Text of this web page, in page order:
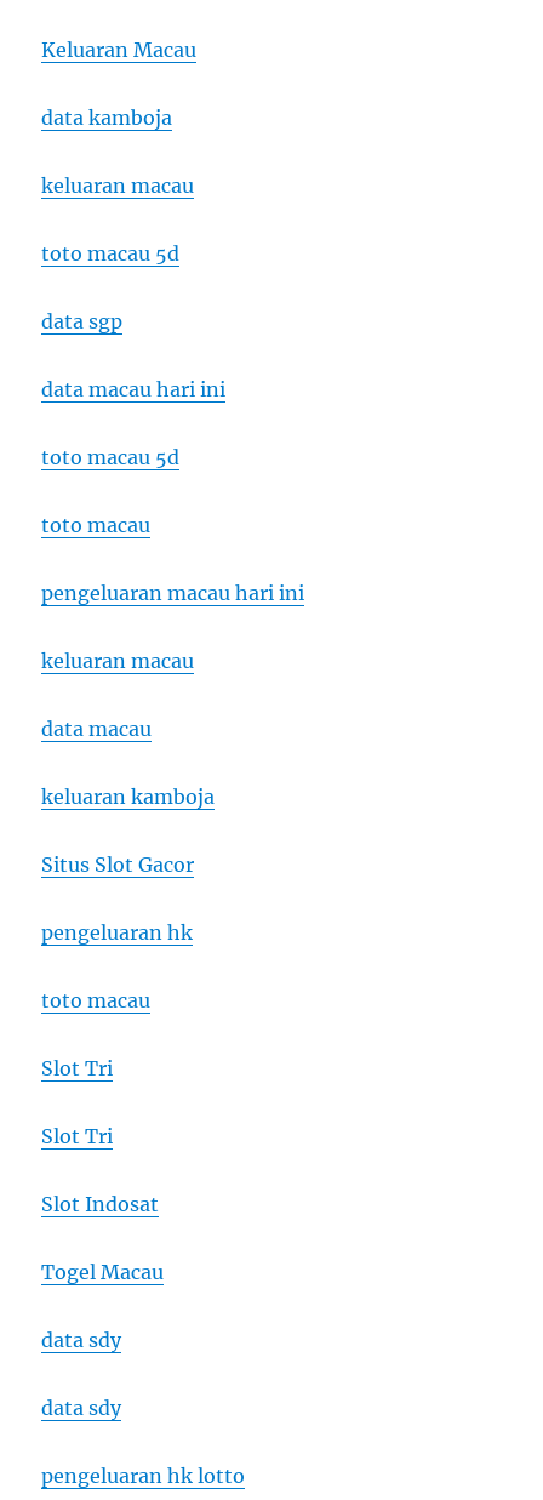
Keluaran Macau
data kamboja
keluaran macau
toto macau 5d
data sgp
data macau hari ini
toto macau 5d
toto macau
pengeluaran macau hari ini
keluaran macau
data macau
keluaran kamboja
Situs Slot Gacor
pengeluaran hk
toto macau
Slot Tri
Slot Tri
Slot Indosat
Togel Macau
data sdy
data sdy
pengeluaran hk lotto